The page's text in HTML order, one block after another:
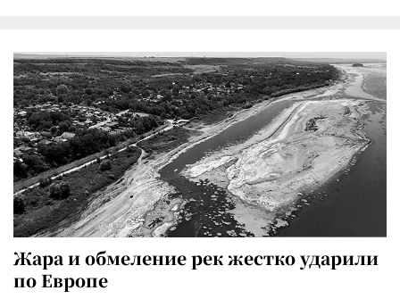
Жара и обмеление рек жестко ударили
по Европе